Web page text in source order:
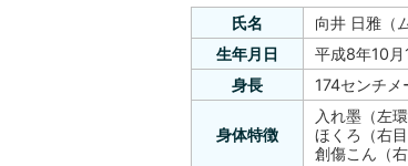
氏名
向井 日雅（
生年月日
平成8年10月
身長
174センチ
身体特徴
入れ墨（左
ほくろ（右
創傷こん（右